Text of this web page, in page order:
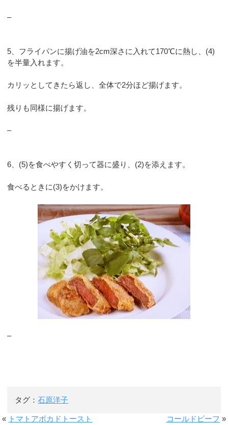
–
5、フライパンに揚げ油を2cm深さに入れて170℃に熱し、(4)
を半量入れます。
カリッとしてきたら返し、全体で2分ほど揚げます。
残りも同様に揚げます。
–
6、(5)を食べやすく切って器に盛り、(2)を添えます。
食べるときに(3)をかけます。
–
タグ：石原洋子
« トマトアボカドトースト コールドビーフ »